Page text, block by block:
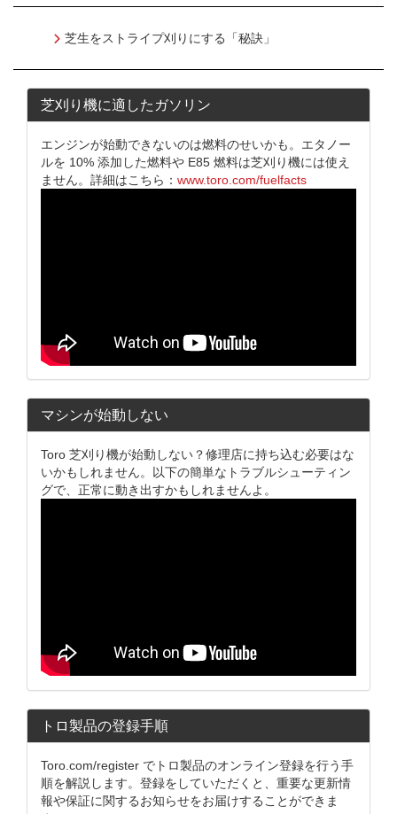
芝生をストライプ刈りにする「秘訣」
芝刈り機に適したガソリン
エンジンが始動できないのは燃料のせいかも。エタノー
ルを 10% 添加した燃料や E85 燃料は芝刈り機には使え
ません。詳細はこちら： www.toro.com/fuelfacts
マシンが始動しない
Toro 芝刈り機が始動しない？修理店に持ち込む必要はな
いかもしれません。以下の簡単なトラブルシューティン
グで、正常に動き出すかもしれませんよ。
トロ製品の登録手順
Toro.com/register でトロ製品のオンライン登録を行う手
順を解説します。登録をしていただくと、重要な更新情
報や保証に関するお知らせをお届けすることができま